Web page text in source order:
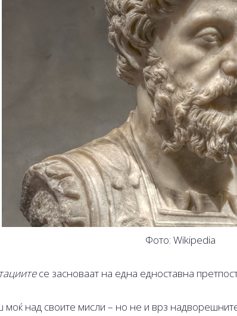
Фото: Wikipedia
се засноваат на една едноставна
моќ над своите мисли – но не и врз